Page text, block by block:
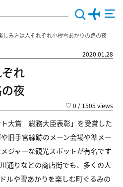
しみ方は人それぞれ小樽雪あかりの路の夜
2020.01.28
れ
夜
♡ 0 / 1505 views
大賞 総務大臣表彰」を受賞した
旧手宮線跡のメーン会場や準メー
ジャーな観光スポットが有名です
通りなどの商店街でも、多くの人
ルや雪あかりを楽しむ町ぐるみの